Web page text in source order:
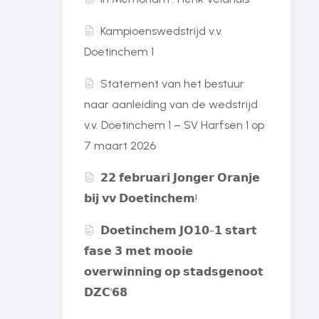
Kampioenswedstrijd v.v.
Doetinchem 1
Statement van het bestuur
naar aanleiding van de wedstrijd
v.v. Doetinchem 1 – SV Harfsen 1 op
7 maart 2026
𝟮𝟮 𝗳𝗲𝗯𝗿𝘂𝗮𝗿𝗶 𝗝𝗼𝗻𝗴𝗲𝗿 𝗢𝗿𝗮𝗻𝗷𝗲
𝗯𝗶𝗷 𝘃𝘃 𝗗𝗼𝗲𝘁𝗶𝗻𝗰𝗵𝗲𝗺!
𝗗𝗼𝗲𝘁𝗶𝗻𝗰𝗵𝗲𝗺 𝗝𝗢𝟭𝟬-𝟭 𝘀𝘁𝗮𝗿𝘁
𝗳𝗮𝘀𝗲 𝟯 𝗺𝗲𝘁 𝗺𝗼𝗼𝗶𝗲
𝗼𝘃𝗲𝗿𝘄𝗶𝗻𝗻𝗶𝗻𝗴 𝗼𝗽 𝘀𝘁𝗮𝗱𝘀𝗴𝗲𝗻𝗼𝗼𝘁
𝗗𝗭𝗖’𝟲𝟴